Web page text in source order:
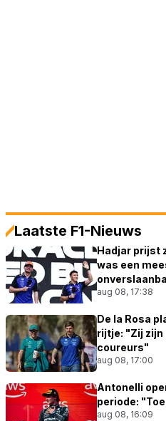
Laatste F1-Nieuws
Hadjar prijst
was een
aug 08, 17:38
De la Rosa
rijtje: "Zij
coureurs"
aug 08, 17:00
Antonelli
periode:
aug 08, 16:09